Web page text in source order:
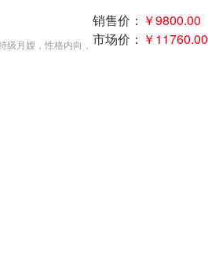
销售价： ￥9800.00
市场价： ￥11760.00
级月嫂，性格内向，